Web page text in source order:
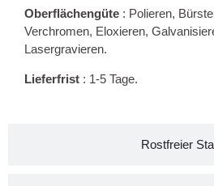
Rostfreier
Oberflächengüte : Polieren,
Verchromen, Eloxieren,
Lasergravieren.
Lieferfrist : 1-5 Tage.